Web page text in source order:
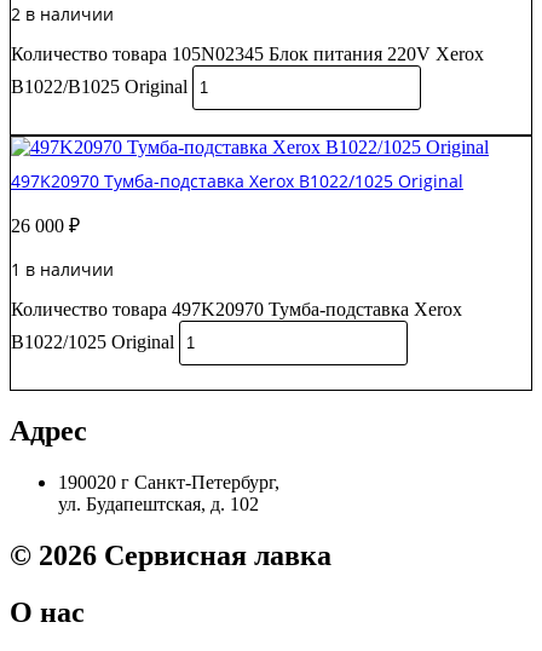
2 в наличии
Количество товара 105N02345 Блок питания 220V Xerox
B1022/B1025 Original
497K20970 Тумба-подставка Xerox B1022/1025 Original
26 000 ₽
1 в наличии
Количество товара 497K20970 Тумба-подставка Xerox
B1022/1025 Original
Адрес
190020 г Санкт-Петербург,
ул. Будапештская, д. 102
© 2026 Сервисная лавка
О нас